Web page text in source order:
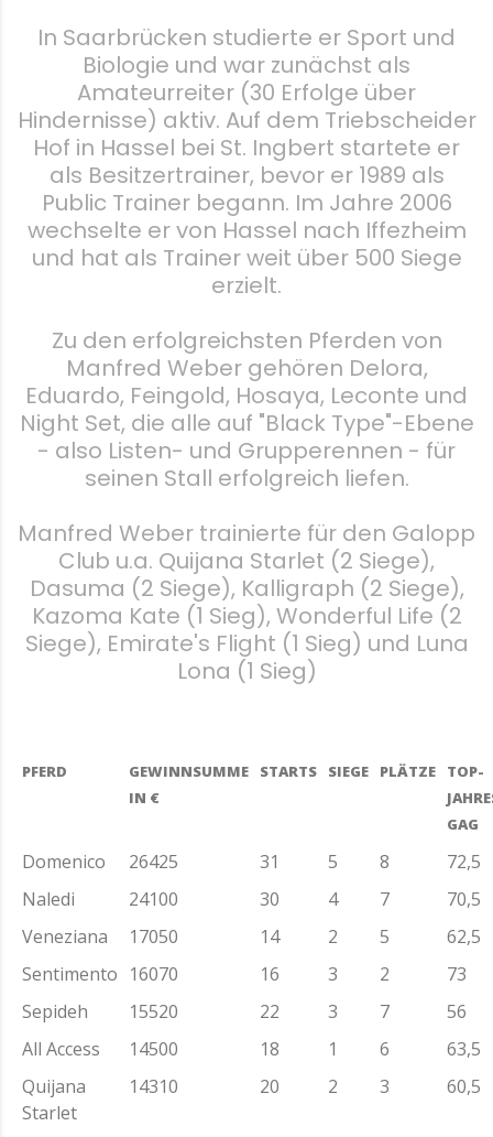
In Saarbrücken studierte er Sport und
Biologie und war zunächst als
Amateurreiter (30 Erfolge über
Hindernisse) aktiv. Auf dem Triebscheider
Hof in Hassel bei St. Ingbert startete er
als Besitzertrainer, bevor er 1989 als
Public Trainer begann. Im Jahre 2006
wechselte er von Hassel nach Iffezheim
und hat als Trainer weit über 500 Siege
erzielt.
Zu den erfolgreichsten Pferden von
Manfred Weber gehören Delora,
Eduardo, Feingold, Hosaya, Leconte und
Night Set, die alle auf "Black Type"-Ebene
- also Listen- und Grupperennen - für
seinen Stall erfolgreich liefen.
Manfred Weber trainierte für den Galopp
Club u.a. Quijana Starlet (2 Siege),
Dasuma (2 Siege), Kalligraph (2 Siege),
Kazoma Kate (1 Sieg), Wonderful Life (2
Siege), Emirate's Flight (1 Sieg) und Luna
Lona (1 Sieg)
PFERD
GEWINNSUMME
IN €
STARTS SIEGE PLÄTZE
TOP-
GAG
Domenico 26425 31 5 8
72,5
Naledi
24100 30 4 7
70,5
Veneziana
17050 14 2 5
62,5
Sentimento 16070 16 3 2
73
Sepideh
15520 22 3 7
56
All Access
14500 18 1 6
63,5
Quijana
Starlet
14310 20 2 3 60,5